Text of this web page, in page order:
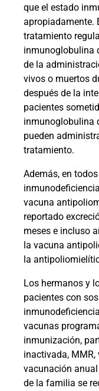
que el estado
apropiadamente.
tratamiento
inmunoglobulina
de la
vivos o muertos
después de la
pacientes
inmunoglobulina
pueden
tratamiento.
Además, en
vacuna
reportado
meses e incluso
la vacuna
la
Los hermanos y
pacientes con
vacunas
inmunización,
inactivada,
vacunación
de la familia se